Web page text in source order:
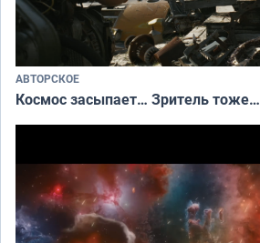
АВТОРСКОЕ
Космос засыпает… Зритель тоже…